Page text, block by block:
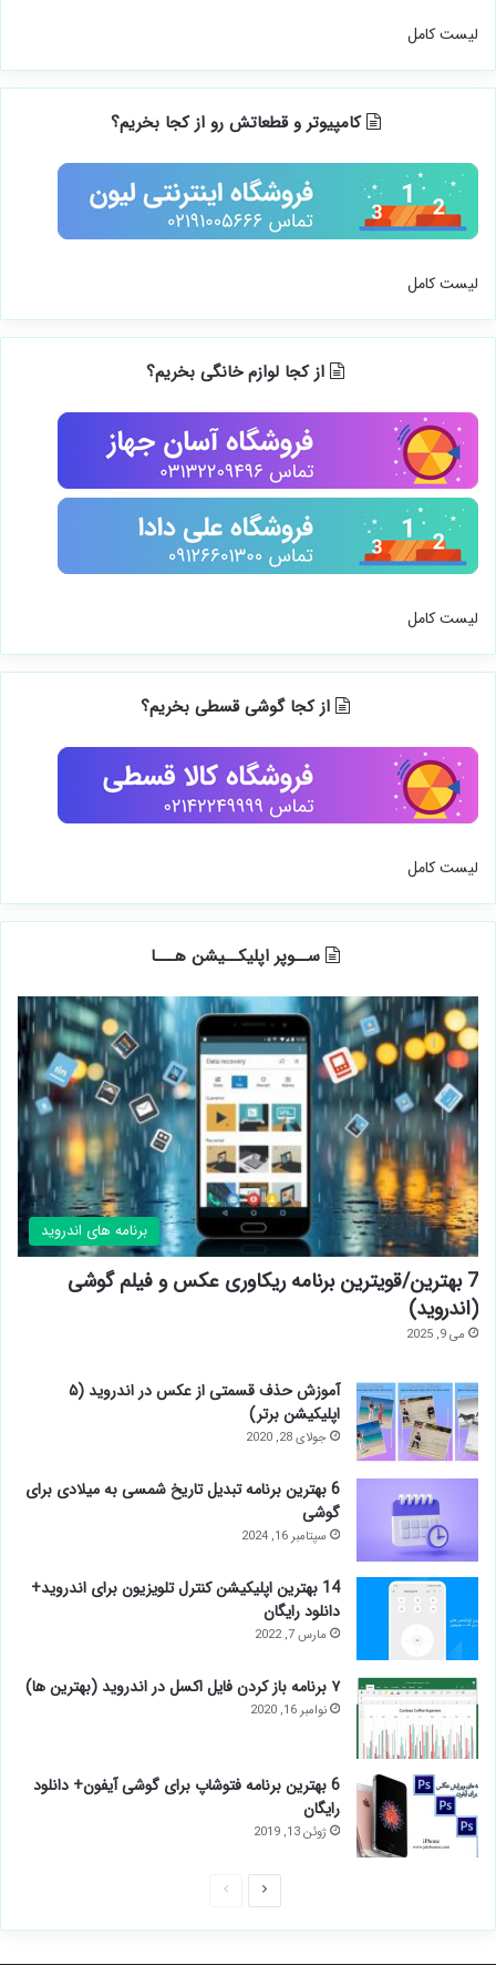
لیست کامل
کامپیوتر و قطعاتش رو از کجا بخریم؟
لیست کامل
از کجا لوازم خانگی بخریم؟
لیست کامل
از کجا گوشی قسطی بخریم؟
لیست کامل
ســوپر اپلیکــیشن هـــا
برنامه های اندروید
7 بهترین/قویترین برنامه ریکاوری عکس و فیلم گوشی
(اندروید)
می 9, 2025
آموزش حذف قسمتی از عکس در اندروید (۵
اپلیکیشن برتر)
جولای 28, 2020
6 بهترین برنامه تبدیل تاریخ شمسی به میلادی برای
گوشی
سپتامبر 16, 2024
14 بهترین اپلیکیشن کنترل تلویزیون برای اندروید+
دانلود رایگان
مارس 7, 2022
۷ برنامه باز کردن فایل اکسل در اندروید (بهترین ها)
نوامبر 16, 2020
6 بهترین برنامه فتوشاپ برای گوشی آیفون+ دانلود
رایگان
ژوئن 13, 2019
صفحه
صفحه